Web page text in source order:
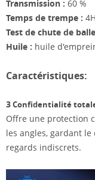
Transmission : 60 %
Temps de trempe : 4H
Test de chute de
Huile : huile
Caractéristiques:
3Confidentialité totale
Offre une protection
les angles, gardant
regards indiscrets.